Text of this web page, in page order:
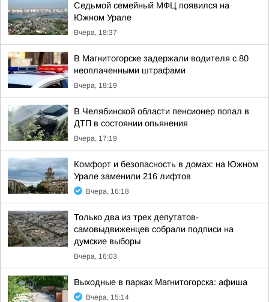
Седьмой семейный МФЦ появился на
Южном Урале
Вчера, 18:37
В Магнитогорске задержали водителя с 80
неоплаченными штрафами
Вчера, 18:19
В Челябинской области пенсионер попал в
ДТП в состоянии опьянения
Вчера, 17:19
Комфорт и безопасность в домах: на Южном
Урале заменили 216 лифтов
Вчера, 16:18
Только два из трех депутатов-
самовыдвиженцев собрали подписи на
думские выборы
Вчера, 16:03
Выходные в парках Магнитогорска: афиша
Вчера, 15:14